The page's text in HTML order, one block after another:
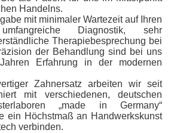
Handelns.
mit minimaler Wartezeit auf Ihren
Diagnostik, sehr
Therapiebesprechung bei
der Behandlung sind bei uns
Erfahrung in der modernen
Zahnersatz arbeiten wir seit
mit verschiedenen, deutschen
„made in Germany“
ein Höchstmaß an Handwerkskunst
verbinden.